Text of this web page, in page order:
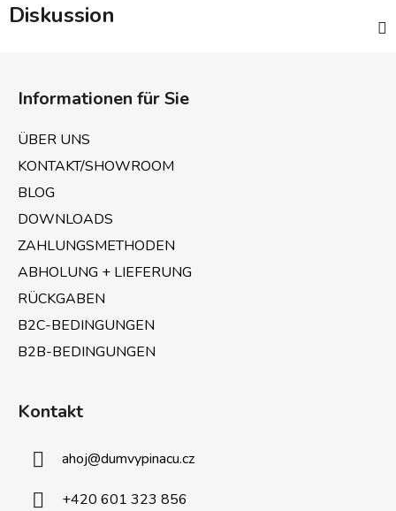
Diskussion
Informationen für Sie
ÜBER UNS
KONTAKT/SHOWROOM
BLOG
DOWNLOADS
ZAHLUNGSMETHODEN
ABHOLUNG + LIEFERUNG
RÜCKGABEN
B2C-BEDINGUNGEN
B2B-BEDINGUNGEN
Kontakt
ahoj@dumvypinacu.cz
+420 601 323 856